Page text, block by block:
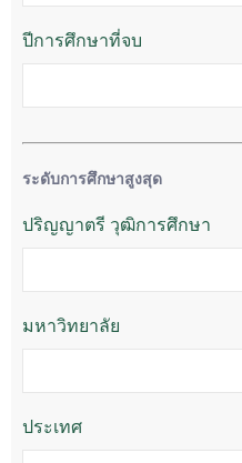
ปีการศึกษาที่จบ
ระดับการศึกษาสูงสุด
ปริญญาตรี วุฒิการศึกษา
มหาวิทยาลัย
ประเทศ